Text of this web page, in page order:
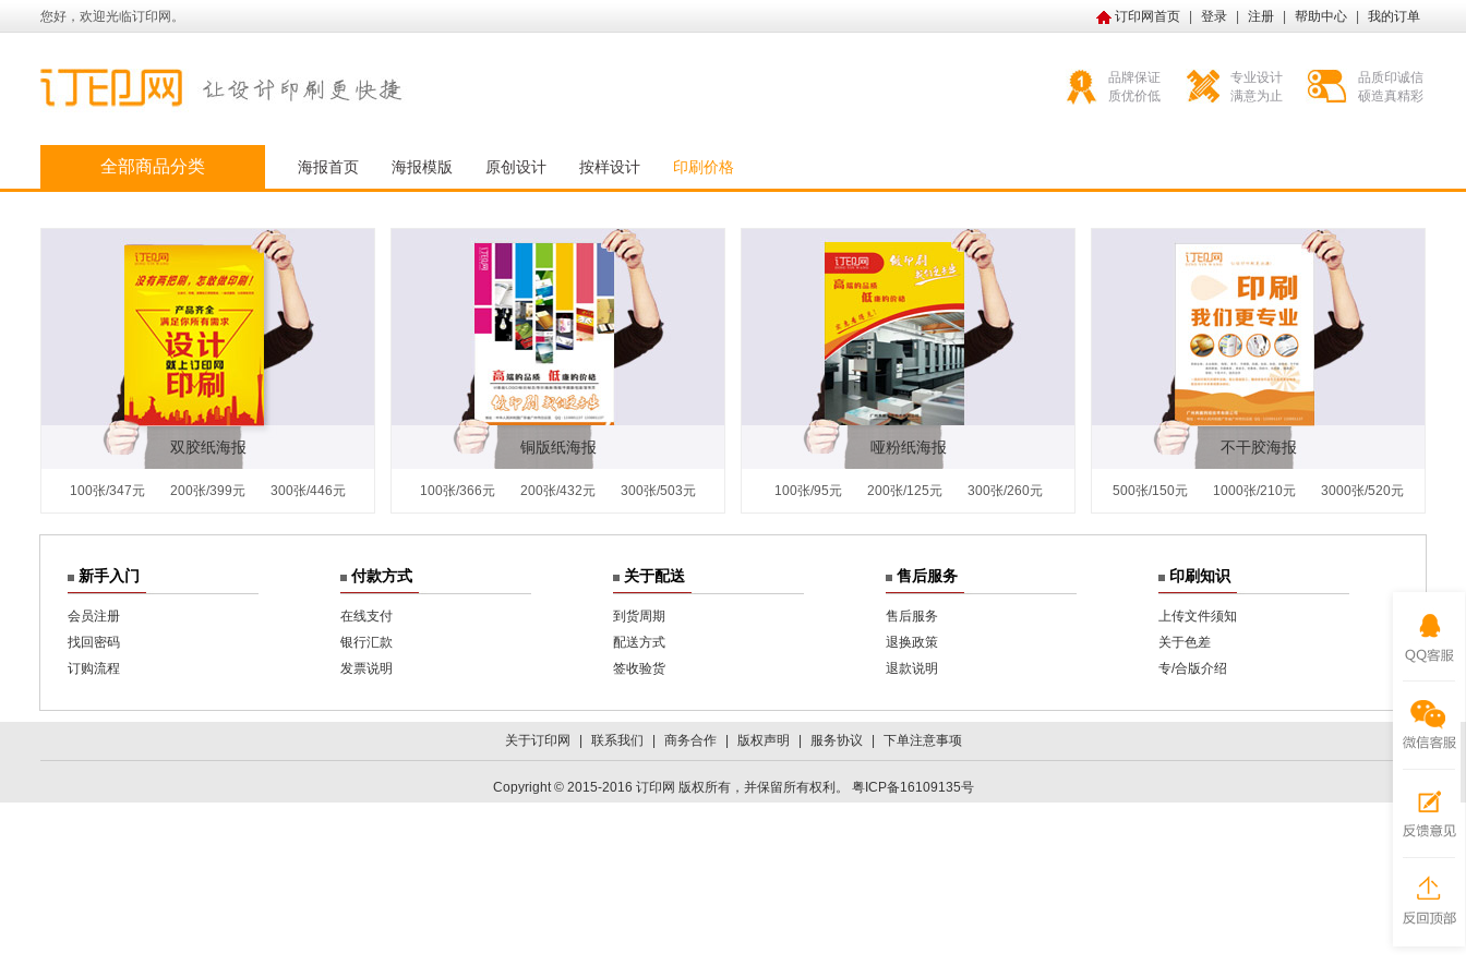
您好，欢迎光临订印网。 订印网首页 登录 注册 帮助中心 我的订单
品牌保证
质优价低
专业设计
满意为止
品质印诚信
硕造真精彩
全部商品分类 海报首页 海报模版 原创设计 按样设计 印刷价格
双胶纸海报
100张/347元 200张/399元 300张/446元
铜版纸海报
100张/366元 200张/432元 300张/503元
哑粉纸海报
100张/95元 200张/125元 300张/260元
不干胶海报
500张/150元 1000张/210元 3000张/520元
新手入门
会员注册
找回密码
订购流程
付款方式
在线支付
银行汇款
发票说明
关于配送
到货周期
配送方式
签收验货
售后服务
售后服务
退换政策
退款说明
印刷知识
上传文件须知
关于色差
专/合版介绍
关于订印网 联系我们 商务合作 版权声明 服务协议 下单注意事项
Copyright © 2015-2016 订印网 版权所有，并保留所有权利。 粤ICP备16109135号